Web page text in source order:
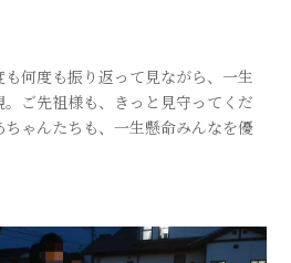
何度も振り返って見ながら、一生
ご先祖様も、きっと見守ってくだ
ゃんたちも、一生懸命みんなを優
んなのことを応援してくださって